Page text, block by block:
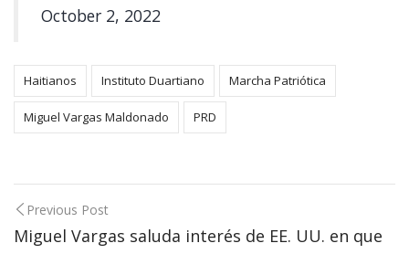
October 2, 2022
Haitianos Instituto Duartiano Marcha Patriótica
Miguel Vargas Maldonado PRD
Post
navigation
Previous Post
Miguel Vargas saluda interés de EE. UU. en que